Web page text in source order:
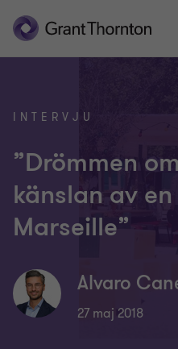
INTERVJU
”Drömmen
känslan av
Marseille”
Alvaro
27 maj 2018